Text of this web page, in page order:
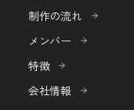
制作の流れ
メンバー
特徴
会社情報